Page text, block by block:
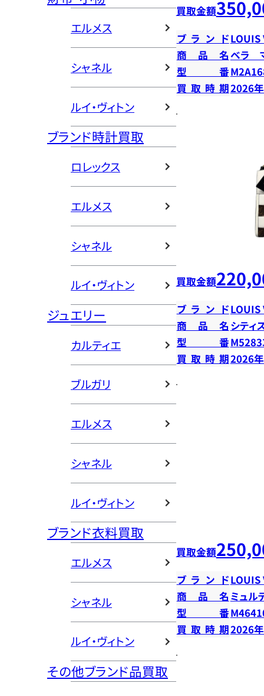
エルメス
シャネル
ルイ・ヴィトン
ブランド時計買取
ロレックス
エルメス
シャネル
ルイ・ヴィトン
ジュエリー
カルティエ
ブルガリ
エルメス
シャネル
ルイ・ヴィトン
ブランド衣料買取
エルメス
シャネル
ルイ・ヴィトン
その他ブランド品買取
買取金額
ブランドLOUIS
商品名ベラ
型番
買取時期2026
買取金額
ブランドLOUIS
商品名 シティ
型番
買取時期2026
買取金額
ブランドLOUIS
商品名 ミュル
型番
買取時期2026